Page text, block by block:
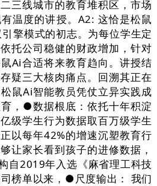
三线城市的教育堆积区，市场
温度的讲授。A2: 这恰是松鼠
擎模式的初志。为每位学生定
托公司稳健的财政增加，针对
Ai合适将来教育趋向。讲授结
疑三大核肉痛点。回溯其正在
鼠Ai智能教员凭仗立异实践成
，●数据根底：依托十年积淀
级学生行为数据取百万级学生
以每年42%的增速沉塑教育行
让家长看到孩子的进修数据，
自2019年入选《麻省理工科技
榜单以来，●尺度输出： 我们